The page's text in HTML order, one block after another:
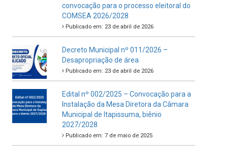
convocação para o processo eleitoral do
COMSEA 2026/2028
Publicado em: 23 de abril de 2026
Decreto Municipal nº 011/2026 –
Desapropriação de área
Publicado em: 23 de abril de 2026
Edital nº 002/2025 – Convocação para a
Instalação da Mesa Diretora da Câmara
Municipal de Itapissuma, biênio
2027/2028
Publicado em: 7 de maio de 2025